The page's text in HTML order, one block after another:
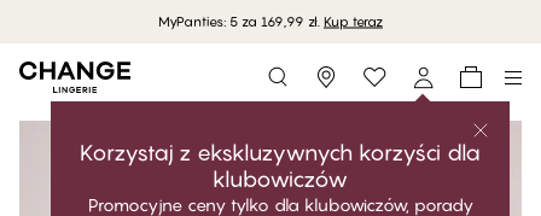
MyPanties: 5 za 169,99 zł. Kup teraz
Storefinder
Korzystaj z ekskluzywnych korzyści dla
klubowiczów
Promocyjne ceny tylko dla klubowiczów, porady